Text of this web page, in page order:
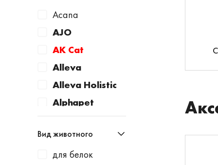
Acana
AJO
AK Cat
Alleva
Alleva Holistic
Alphapet
Animonda
Apicenna
Aquacons
Вид животного
для белок